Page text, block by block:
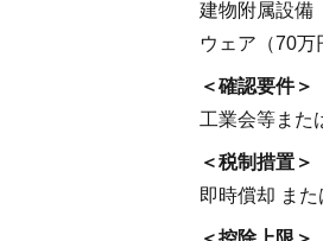
建物附属設備
ウェア（70万
＜確認要件＞
工業会等また
＜税制措置＞
即時償却 ま